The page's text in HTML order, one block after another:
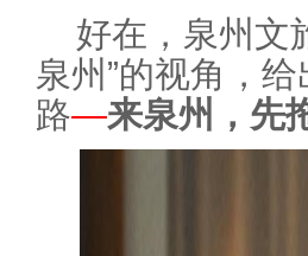
好在，泉州文
泉州”的视角，
路—来泉州，先